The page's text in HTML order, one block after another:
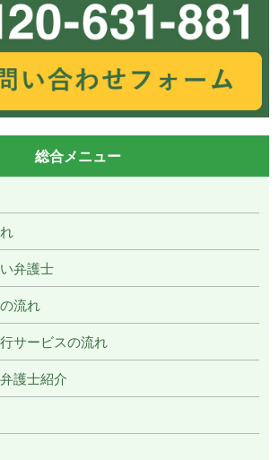
総合メニュー
弁護士
流れ
サービスの流れ
護士紹介